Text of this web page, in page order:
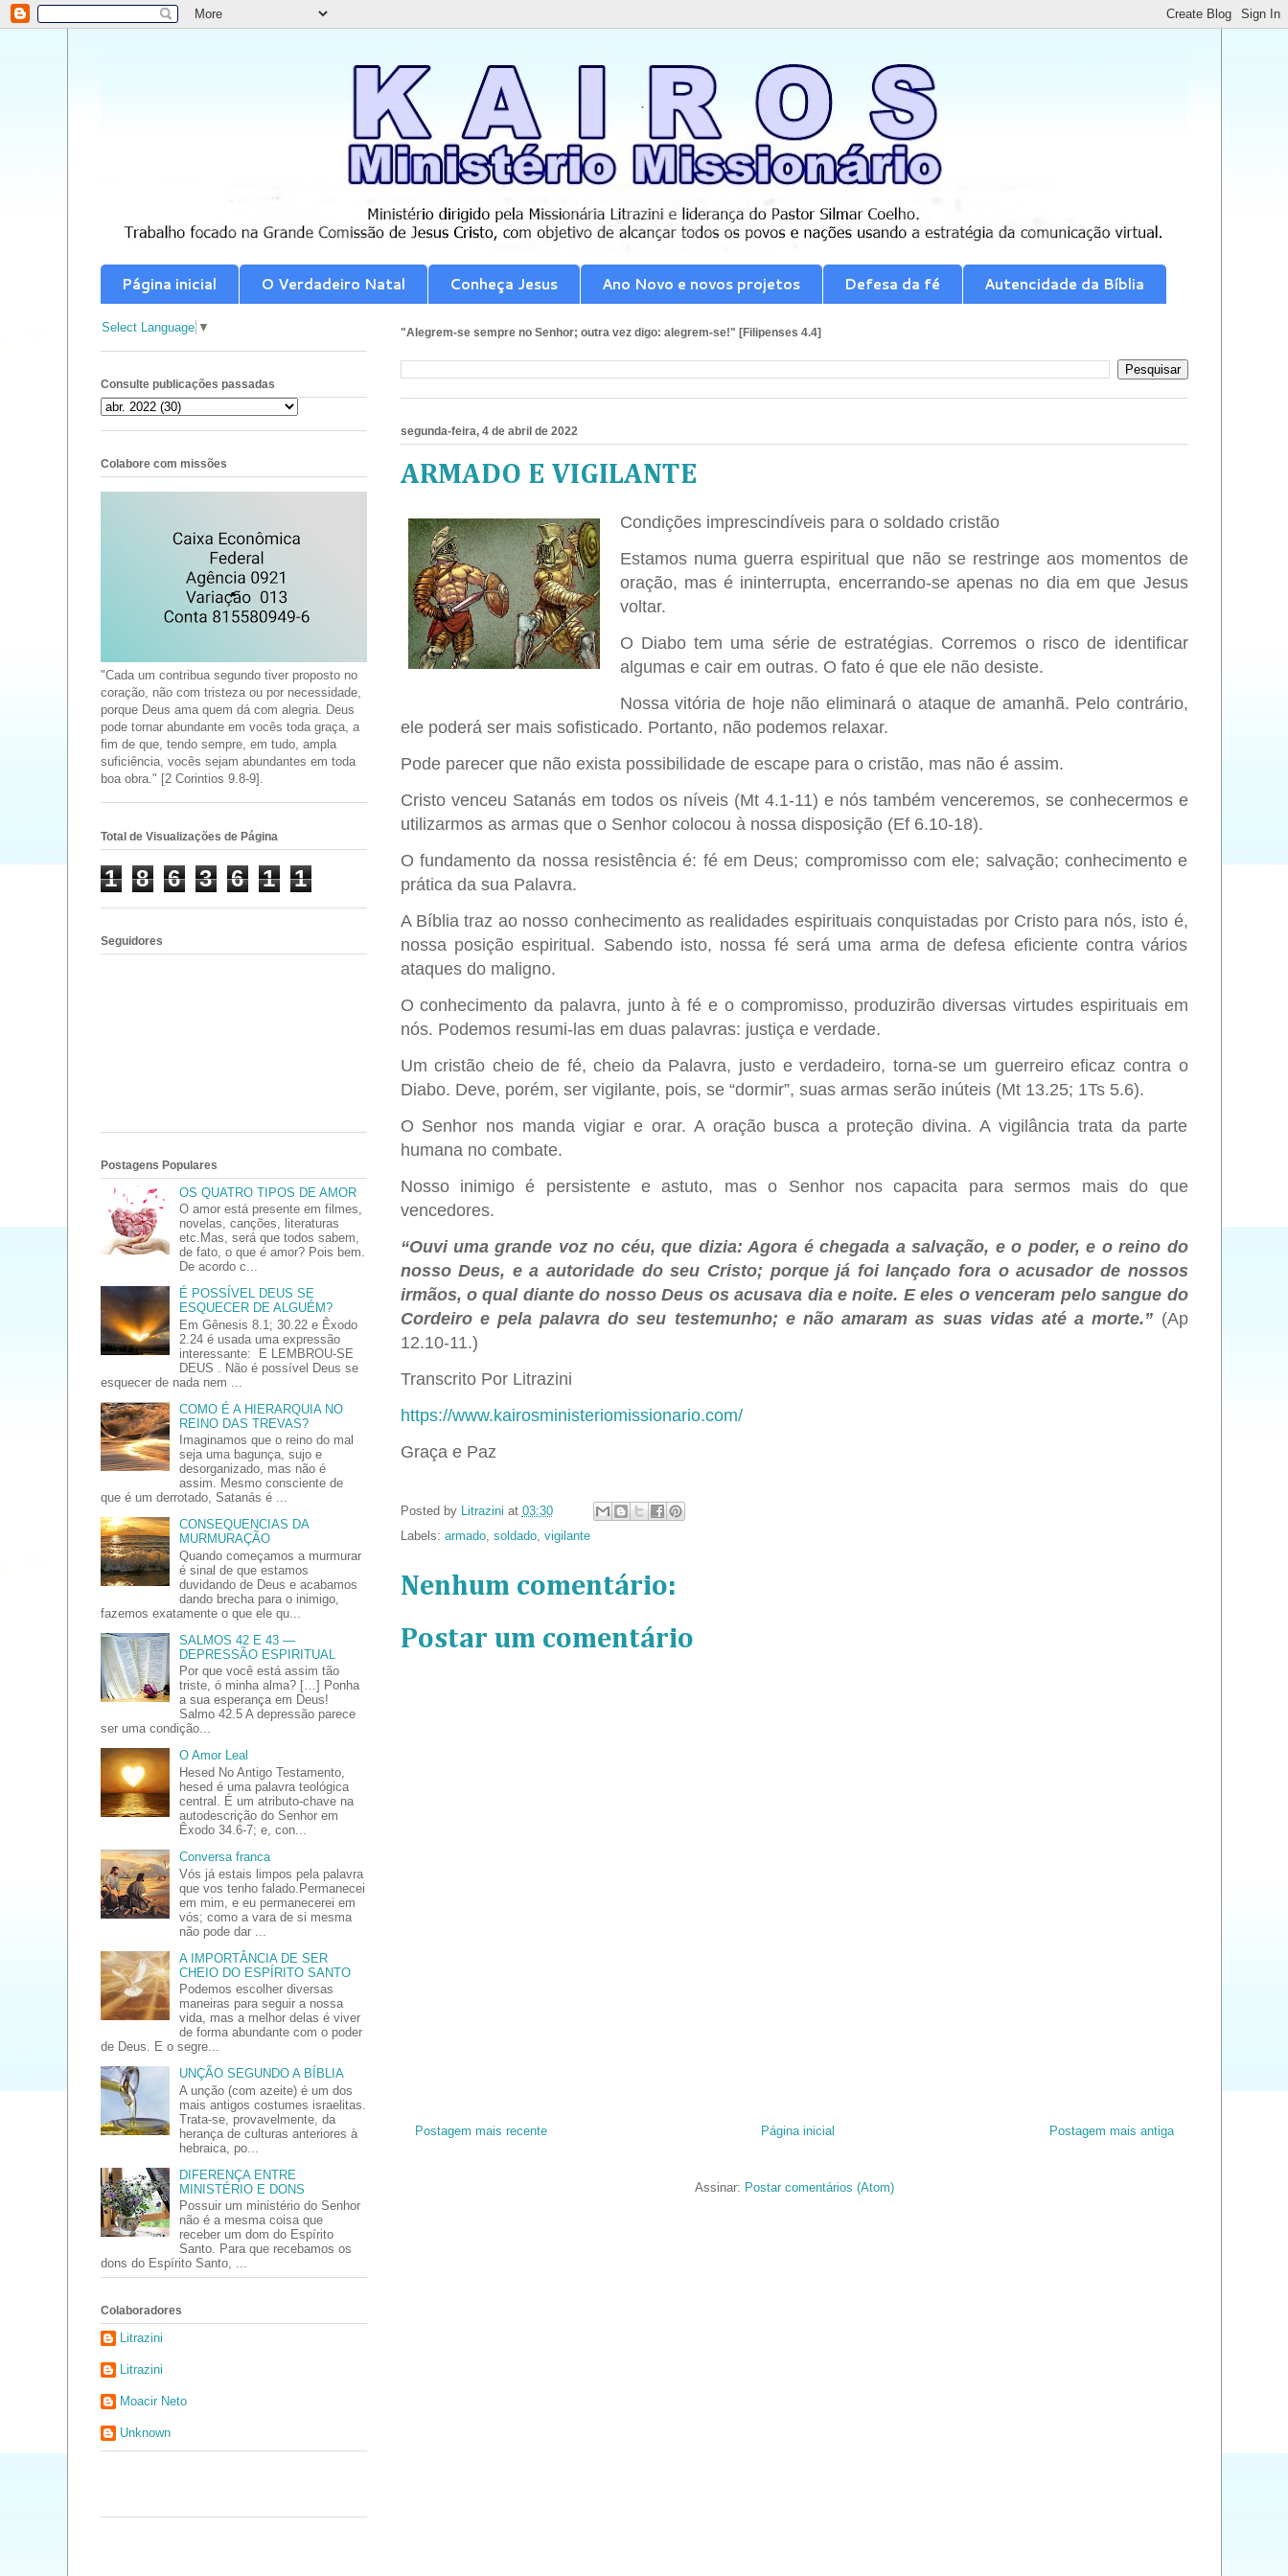
Página inicial O Verdadeiro Natal Conheça Jesus Ano Novo e novos projetos Defesa da fé Autencidade da Bíblia
"Alegrem-se sempre no Senhor; outra vez digo: alegrem-se!" [Filipenses 4.4]
segunda-feira, 4 de abril de 2022
ARMADO E VIGILANTE
Condições imprescindíveis para o soldado cristão
Estamos numa guerra espiritual que não se restringe aos momentos de
oração, mas é ininterrupta, encerrando-se apenas no dia em que Jesus
voltar.
O Diabo tem uma série de estratégias. Corremos o risco de identificar
algumas e cair em outras. O fato é que ele não desiste.
Nossa vitória de hoje não eliminará o ataque de amanhã. Pelo contrário,
ele poderá ser mais sofisticado. Portanto, não podemos relaxar.
Pode parecer que não exista possibilidade de escape para o cristão, mas não é assim.
Cristo venceu Satanás em todos os níveis (Mt 4.1-11) e nós também venceremos, se conhecermos e
utilizarmos as armas que o Senhor colocou à nossa disposição (Ef 6.10-18).
O fundamento da nossa resistência é: fé em Deus; compromisso com ele; salvação; conhecimento e
prática da sua Palavra.
A Bíblia traz ao nosso conhecimento as realidades espirituais conquistadas por Cristo para nós, isto é,
nossa posição espiritual. Sabendo isto, nossa fé será uma arma de defesa eficiente contra vários
ataques do maligno.
O conhecimento da palavra, junto à fé e o compromisso, produzirão diversas virtudes espirituais em
nós. Podemosresumi-las em duas palavras: justiça e verdade.
Um cristão cheio de fé, cheio da Palavra, justo e verdadeiro, torna-se um guerreiro eficaz contra o
Diabo. Deve, porém, ser vigilante, pois, se “dormir”, suas armas serão inúteis (Mt 13.25; 1Ts 5.6).
O Senhor nos manda vigiar e orar. A oração busca a proteção divina. A vigilância trata da parte
humana no combate.
Nosso inimigo é persistente e astuto, mas o Senhor nos capacita para sermos mais do que
vencedores.
“Ouvi uma grande voz no céu, que dizia: Agora é chegada a salvação, e o poder, e o reino do
nosso Deus, e a autoridade do seu Cristo; porque já foi lançado fora o acusador de nossos
irmãos, o qual diante do nosso Deus os acusava dia e noite. E eles o venceram pelo sangue do
Cordeiro e pela palavra do seu testemunho; e não amaram as suas vidas até a morte.” (Ap
12.10-11.)
Transcrito Por Litrazini
https://www.kairosministeriomissionario.com/
Graça e Paz
Posted by Litrazini at 03:30
Labels: armado, soldado, vigilante
Nenhum comentário:
Postar um comentário
Postagem mais recente Postagem mais antiga
Página inicial
Assinar: Postar comentários (Atom)
Select Language ▼
Consulte publicações passadas
Colabore com missões
"Cada um contribua segundo tiver proposto no
coração, não com tristeza ou por necessidade,
porque Deus ama quem dá com alegria. Deus
pode tornar abundante em vocês toda graça, a
fim de que, tendo sempre, em tudo, ampla
suficiência, vocês sejam abundantes em toda
boa obra." [2 Corintios 9.8-9].
Total de Visualizações de Página
1 8 6 3 6 1 1
Seguidores
Postagens Populares
OS QUATRO TIPOS DE AMOR
O amor está presente em filmes,
novelas, canções, literaturas
etc.Mas, será que todos sabem,
de fato, o que é amor? Pois bem.
De acordo c...
É POSSÍVEL DEUS SE
ESQUECER DE ALGUÉM?
Em Gênesis 8.1; 30.22 e Êxodo
2.24 é usada uma expressão
interessante: E LEMBROU-SE
DEUS . Não é possível Deus se
esquecer de nada nem ...
COMO É A HIERARQUIA NO
REINO DAS TREVAS?
Imaginamos que o reino do mal
seja uma bagunça, sujo e
desorganizado, mas não é
assim. Mesmo consciente de
que é um derrotado, Satanás é ...
CONSEQUENCIAS DA
MURMURAÇÃO
Quando começamos a murmurar
é sinal de que estamos
duvidando de Deus e acabamos
dando brecha para o inimigo,
fazemos exatamente o que ele qu...
SALMOS 42 E 43 —
DEPRESSÃO ESPIRITUAL
Por que você está assim tão
triste, ó minha alma? […] Ponha
a sua esperança em Deus!
Salmo 42.5 A depressão parece
ser uma condição...
O Amor Leal
Hesed No Antigo Testamento,
hesed é uma palavra teológica
central. É um atributo-chave na
autodescrição do Senhor em
Êxodo 34.6-7; e, con...
Conversa franca
Vós já estais limpos pela palavra
que vos tenho falado.Permanecei
em mim, e eu permanecerei em
vós; como a vara de si mesma
não pode dar ...
A IMPORTÂNCIA DE SER
CHEIO DO ESPÍRITO SANTO
Podemos escolher diversas
maneiras para seguir a nossa
vida, mas a melhor delas é viver
de forma abundante com o poder
de Deus. E o segre...
UNÇÃO SEGUNDO A BÍBLIA
A unção (com azeite) é um dos
mais antigos costumes israelitas.
Trata-se, provavelmente, da
herança de culturas anteriores à
hebraica, po...
DIFERENÇA ENTRE
MINISTÉRIO E DONS
Possuir um ministério do Senhor
não é a mesma coisa que
receber um dom do Espírito
Santo. Para que recebamos os
dons do Espírito Santo, ...
Colaboradores
Litrazini
Litrazini
Moacir Neto
Unknown